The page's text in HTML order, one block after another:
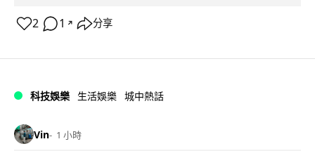
2 1 ↗ 分享
科技娛樂 生活娛樂 城中熱話
Vin 1 小時